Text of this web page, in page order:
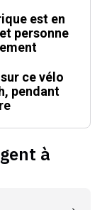
est en
personne
ce vélo
pendant
à